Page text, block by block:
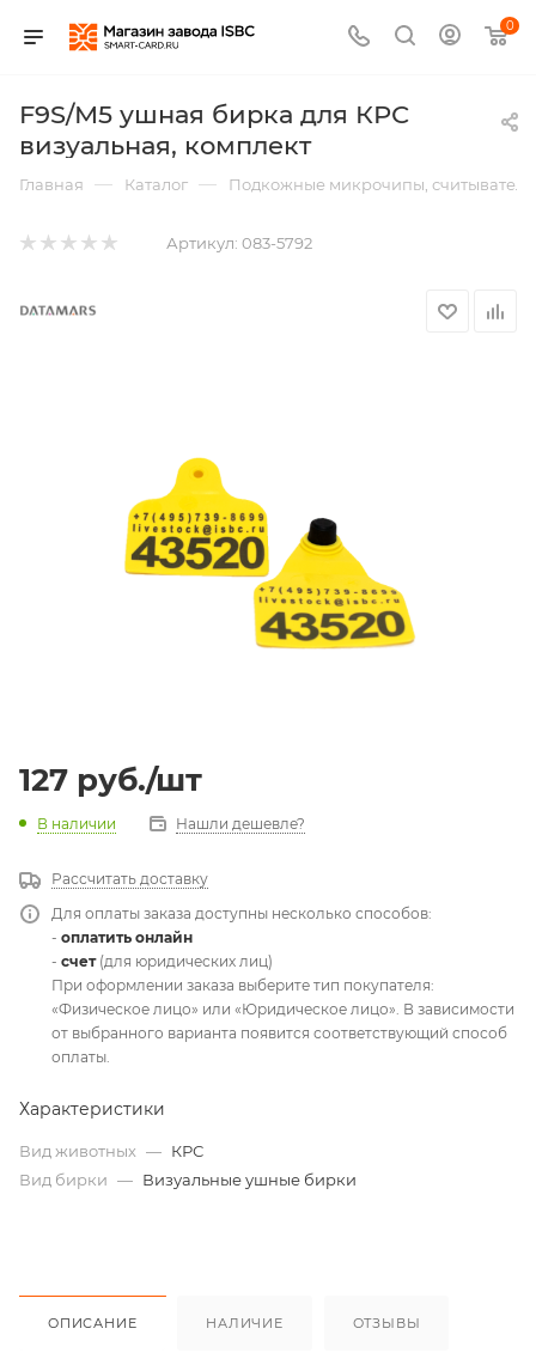
0
F9S/М5 ушная бирка для КРС
визуальная, комплект
Главная — Каталог — Подкожные микрочипы,
Артикул: 083-5792
127 руб./шт
В наличии Нашли дешевле?
Рассчитать доставку
Для оплаты заказа доступны несколько способов:
- оплатить онлайн
- счет(для юридических лиц)
При оформлении заказа выберите тип покупателя:
«Физическое лицо» или «Юридическое лицо». В зависимости
от выбранного варианта появится соответствующий способ
оплаты.
Характеристики
Вид животных — КРС
Вид бирки — Визуальные ушные бирки
ОПИСАНИЕ НАЛИЧИЕ ОТЗЫВЫ